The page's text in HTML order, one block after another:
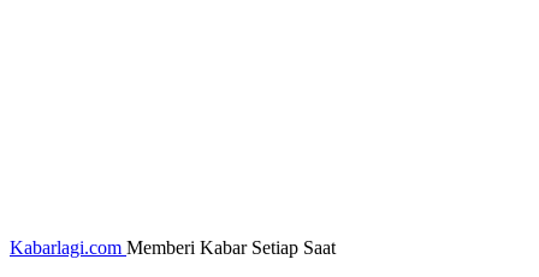
Kabarlagi.com Memberi Kabar Setiap Saat